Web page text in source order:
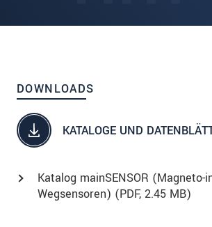
DOWNLOADS
KATALOGE UND
Katalog mainSENSOR (Magneto-
Wegsensoren) (PDF, 2.45 MB)